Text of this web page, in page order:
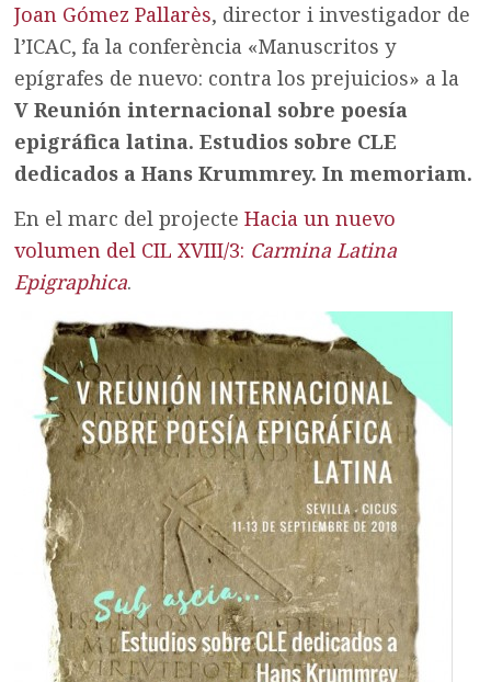
Joan Gómez Pallarès, director i investigador de
l’ICAC, fa la conferència «Manuscritos y
epígrafes de nuevo: contra los prejuicios» a la
V Reunión internacional sobre poesía
epigráfica latina. Estudios sobre CLE
dedicados a Hans Krummrey. In memoriam.
En el marc del projecteHacia un nuevo
volumen del CIL XVIII/3: Carmina Latina
Epigraphica.